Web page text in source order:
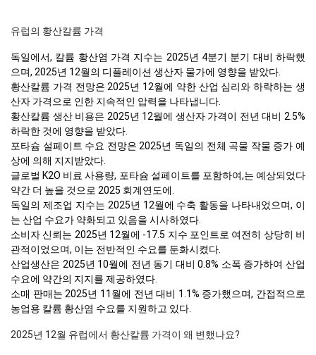
유럽의 황산칼륨 가격
독일에서, 칼륨 황산염 가격 지수는 2025년 4분기 분기 대비 하락했
으며, 2025년 12월의 디플레이션 생산자 물가에 영향을 받았다.
황산칼륨 가격 전망은 2025년 12월에 약한 산업 심리와 하락하는 생
산자 가격으로 인한 지속적인 압력을 나타냅니다.
황산칼륨 생산 비용은 2025년 12월에 생산자 가격이 전년 대비 2.5%
하락한 것에 영향을 받았다.
포타슘 설페이트 수요 전망은 2025년 독일의 전체 곡물 작물 증가 예
상에 의해 지지받았다.
글로벌 K2O 비료 사용량, 포타슘 설페이트를 포함하여,는 예상되었다
약간 더 높을 것으로 2025 회계연도에.
독일의 제조업 지수는 2025년 12월에 수축 활동을 나타내었으며, 이
는 산업 수요가 약화되고 있음을 시사하였다.
소비자 신뢰는 2025년 12월에 -17.5 지수 포인트로 여전히 상당히 비
관적이었으며, 이는 전반적인 수요를 둔화시켰다.
산업생산은 2025년 10월에 전년 동기 대비 0.8% 소폭 증가하여 산업
수요에 약간의 지지를 제공하였다.
소매 판매는 2025년 11월에 전년 대비 1.1% 증가했으며, 간접적으로
농업용 칼륨 황산염 수요를 지원하고 있다.
2025년 12월 유럽에서 황산칼륨 가격이 왜 변했나요?